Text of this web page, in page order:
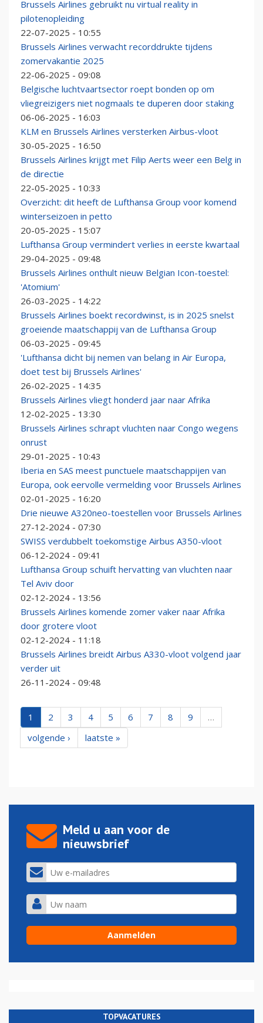
Brussels Airlines gebruikt nu virtual reality in
pilotenopleiding
22-07-2025 - 10:55
Brussels Airlines verwacht recorddrukte tijdens
zomervakantie 2025
22-06-2025 - 09:08
Belgische luchtvaartsector roept bonden op om
vliegreizigers niet nogmaals te duperen door staking
06-06-2025 - 16:03
KLM en Brussels Airlines versterken Airbus-vloot
30-05-2025 - 16:50
Brussels Airlines krijgt met Filip Aerts weer een Belg in
de directie
22-05-2025 - 10:33
Overzicht: dit heeft de Lufthansa Group voor komend
winterseizoen in petto
20-05-2025 - 15:07
Lufthansa Group vermindert verlies in eerste kwartaal
29-04-2025 - 09:48
Brussels Airlines onthult nieuw Belgian Icon-toestel:
'Atomium'
26-03-2025 - 14:22
Brussels Airlines boekt recordwinst, is in 2025 snelst
groeiende maatschappij van de Lufthansa Group
06-03-2025 - 09:45
'Lufthansa dicht bij nemen van belang in Air Europa,
doet test bij Brussels Airlines'
26-02-2025 - 14:35
Brussels Airlines vliegt honderd jaar naar Afrika
12-02-2025 - 13:30
Brussels Airlines schrapt vluchten naar Congo wegens
onrust
29-01-2025 - 10:43
Iberia en SAS meest punctuele maatschappijen van
Europa, ook eervolle vermelding voor Brussels Airlines
02-01-2025 - 16:20
Drie nieuwe A320neo-toestellen voor Brussels Airlines
27-12-2024 - 07:30
SWISS verdubbelt toekomstige Airbus A350-vloot
06-12-2024 - 09:41
Lufthansa Group schuift hervatting van vluchten naar
Tel Aviv door
02-12-2024 - 13:56
Brussels Airlines komende zomer vaker naar Afrika
door grotere vloot
02-12-2024 - 11:18
Brussels Airlines breidt Airbus A330-vloot volgend jaar
verder uit
26-11-2024 - 09:48
1 2 3 4 5 6 7 8 9
…
volgende ›
laatste »
Meld u aan voor de
nieuwsbrief
TOPVACATURES